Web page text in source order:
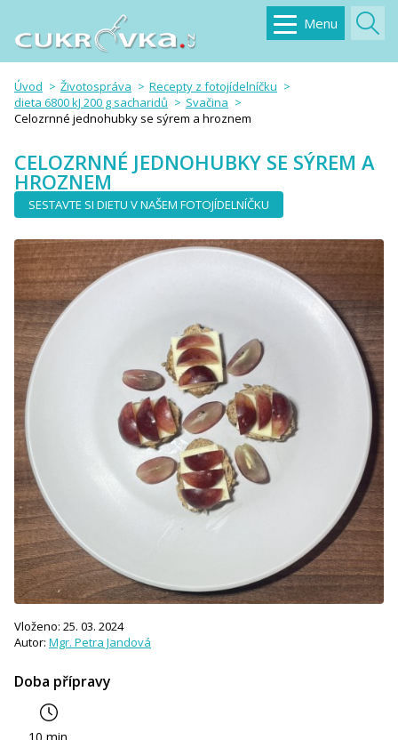
Menu
Úvod Životospráva
Recepty z fotojídelníčku
dieta 6800 kJ 200 g sacharidů
Svačina
Celozrnné jednohubky se sýrem a hroznem
CELOZRNNÉ JEDNOHUBKY SE SÝREM A
HROZNEM
SESTAVTE SI DIETU V NAŠEM FOTOJÍDELNÍČKU
Doba přípravy
10 min.
Vloženo: 25. 03. 2024
Autor: Mgr. Petra Jandová